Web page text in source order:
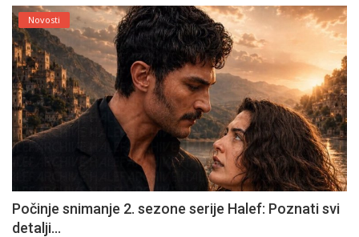
Novosti
Počinje snimanje 2. sezone serije Halef: Poznati svi
detalji...